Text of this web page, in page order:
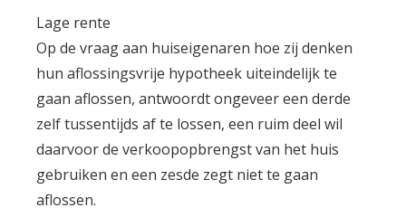
Lage rente
Op de vraag aan huiseigenaren hoe zij denken
hun aflossingsvrije hypotheek uiteindelijk te
gaan aflossen, antwoordt ongeveer een derde
zelf tussentijds af te lossen, een ruim deel wil
daarvoor de verkoopopbrengst van het huis
gebruiken en een zesde zegt niet te gaan
aflossen.